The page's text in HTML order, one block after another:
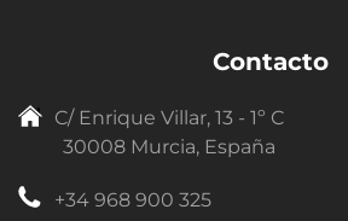
Contacto
C/ Enrique Villar, 13 - 1º C
30008 Murcia, España
+34 968 900 325